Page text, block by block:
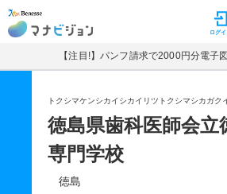
マナビジョン ログイ
【注目!】パンフ請求で2000円分電子
トクシマケンシカイシカイリツトクシマシカガク
徳島県歯科医師会立
専門学校
徳島